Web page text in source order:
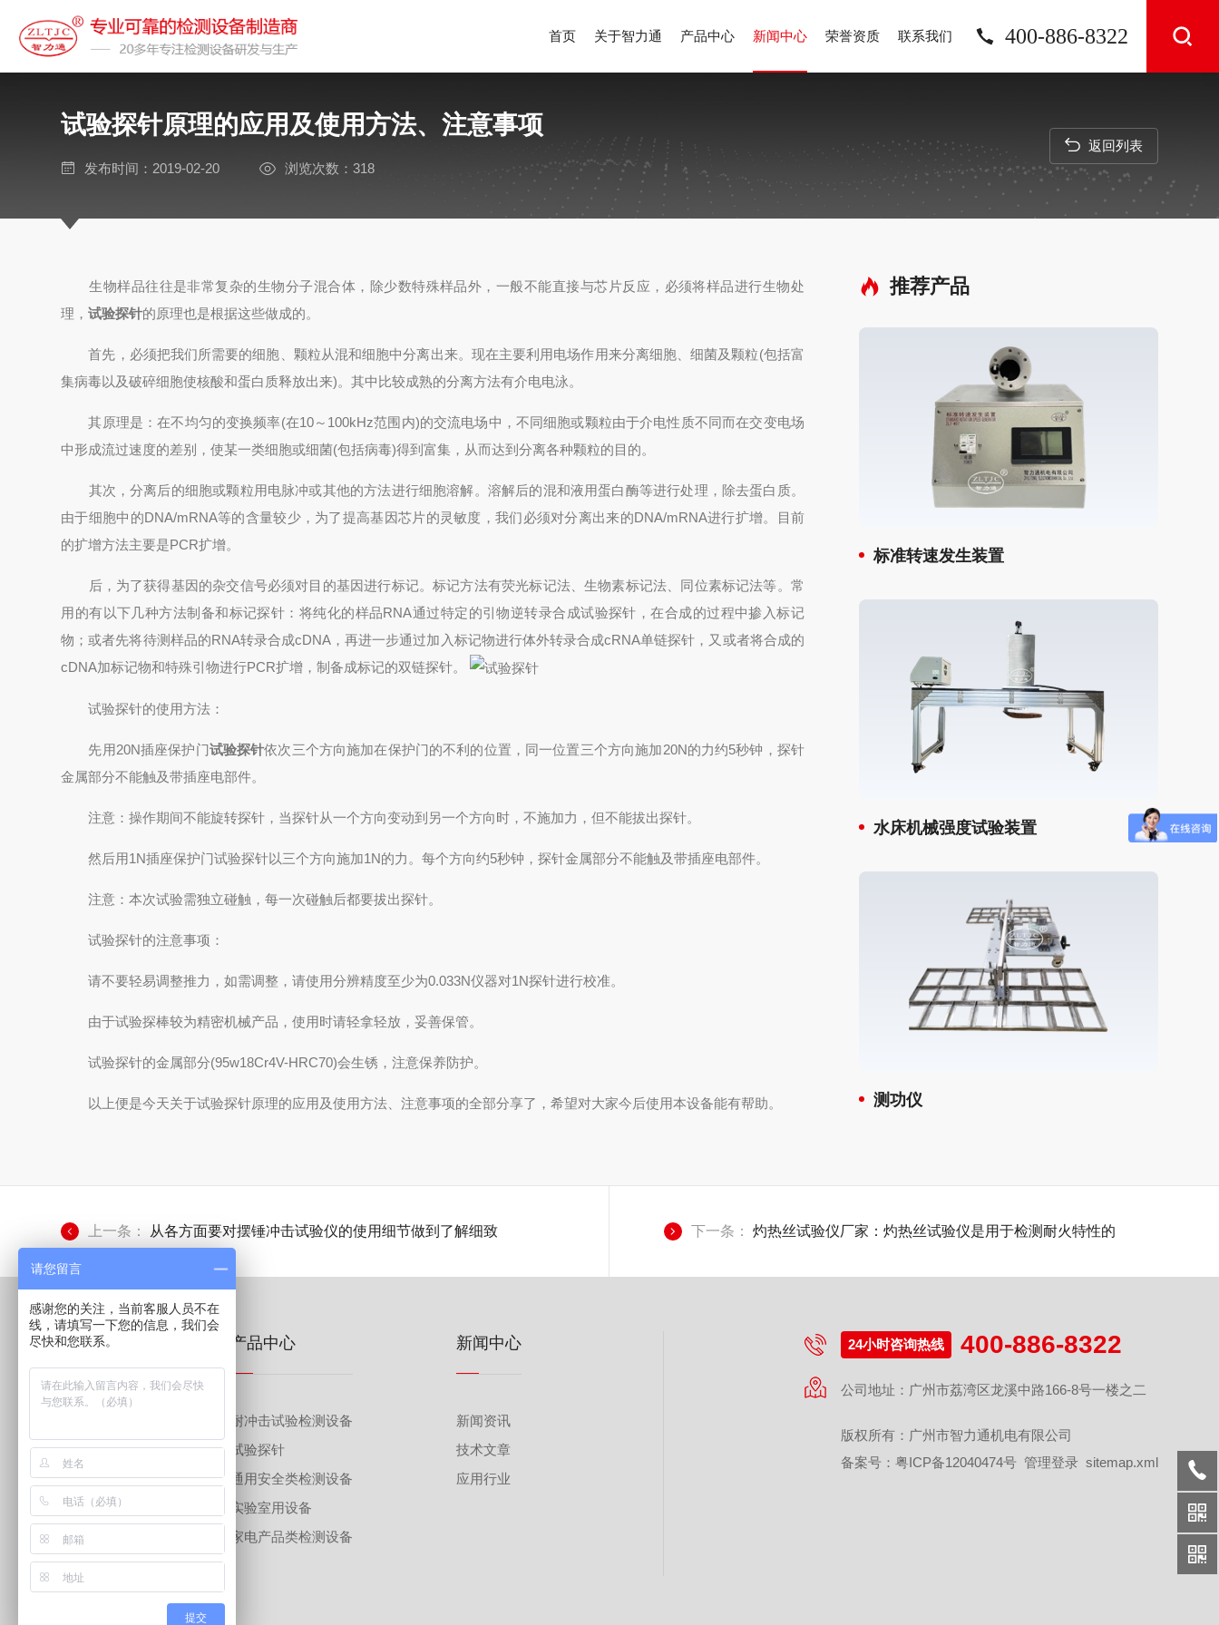
400-886-8322
首页 关于智力通 产品中心 新闻中心 荣誉资质 联系我们
试验探针原理的应用及使用方法、注意事项
发布时间：2019-02-20 浏览次数：318
返回列表
生物样品往往是非常复杂的生物分子混合体，除少数特殊样品外，一般不能直接与芯片反应，必须将样品进行生物处
理，试验探针的原理也是根据这些做成的。
首先，必须把我们所需要的细胞、颗粒从混和细胞中分离出来。现在主要利用电场作用来分离细胞、细菌及颗粒(包括富
集病毒以及破碎细胞使核酸和蛋白质释放出来)。其中比较成熟的分离方法有介电电泳。
其原理是：在不均匀的变换频率(在10～100kHz范围内)的交流电场中，不同细胞或颗粒由于介电性质不同而在交变电场
中形成流过速度的差别，使某一类细胞或细菌(包括病毒)得到富集，从而达到分离各种颗粒的目的。
其次，分离后的细胞或颗粒用电脉冲或其他的方法进行细胞溶解。溶解后的混和液用蛋白酶等进行处理，除去蛋白质。
由于细胞中的DNA/mRNA等的含量较少，为了提高基因芯片的灵敏度，我们必须对分离出来的DNA/mRNA进行扩增。目前
的扩增方法主要是PCR扩增。
后，为了获得基因的杂交信号必须对目的基因进行标记。标记方法有荧光标记法、生物素标记法、同位素标记法等。常
用的有以下几种方法制备和标记探针：将纯化的样品RNA通过特定的引物逆转录合成试验探针，在合成的过程中掺入标记
物；或者先将待测样品的RNA转录合成cDNA，再进一步通过加入标记物进行体外转录合成cRNA单链探针，又或者将合成的
cDNA加标记物和特殊引物进行PCR扩增，制备成标记的双链探针。
试验探针的使用方法：
先用20N插座保护门试验探针依次三个方向施加在保护门的不利的位置，同一位置三个方向施加20N的力约5秒钟，探针
金属部分不能触及带插座电部件。
注意：操作期间不能旋转探针，当探针从一个方向变动到另一个方向时，不施加力，但不能拔出探针。
然后用1N插座保护门试验探针以三个方向施加1N的力。每个方向约5秒钟，探针金属部分不能触及带插座电部件。
注意：本次试验需独立碰触，每一次碰触后都要拔出探针。
试验探针的注意事项：
请不要轻易调整推力，如需调整，请使用分辨精度至少为0.033N仪器对1N探针进行校准。
由于试验探棒较为精密机械产品，使用时请轻拿轻放，妥善保管。
试验探针的金属部分(95w18Cr4V-HRC70)会生锈，注意保养防护。
以上便是今天关于试验探针原理的应用及使用方法、注意事项的全部分享了，希望对大家今后使用本设备能有帮助。
推荐产品
标准转速发生装置
水床机械强度试验装置
测功仪
上一条： 从各方面要对摆锤冲击试验仪的使用细节做到了解细致 下一条： 灼热丝试验仪厂家：灼热丝试验仪是用于检测耐火特性的
关于我们
企业文化
荣誉资质
联系我们
产品中心
耐冲击试验检测设备
试验探针
通用安全类检测设备
实验室用设备
家电产品类检测设备
新闻中心
新闻资讯
技术文章
应用行业
24小时咨询热线 400-886-8322
公司地址：广州市荔湾区龙溪中路166-8号一楼之二
版权所有：广州市智力通机电有限公司
备案号： 粤ICP备12040474号 管理登录 sitemap.xml
请您留言
感谢您的关注，当前客服人员不在
线，请填写一下您的信息，我们会
尽快和您联系。
提交